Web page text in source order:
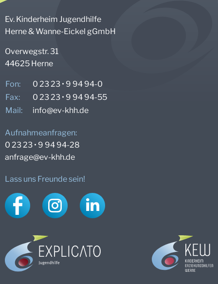
Ev. Kinderheim Jugendhilfe
Herne & Wanne-Eickel gGmbH
Overwegstr. 31
44625 Herne
Fon:
0 23 23 • 9 94 94-0
Fax:
0 23 23 • 9 94 94-55
Mail:
info@ev-khh.de
Aufnahmeanfragen:
0 23 23 • 9 94 94-28
anfrage@ev-khh.de
Lass uns Freunde sein!